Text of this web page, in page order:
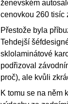
ženevském
cenovkou 260 tisíc
Přestože byla
Tehdejší
sklolaminátové
podřizoval
proč), ale kvůli
K tomu se na něm